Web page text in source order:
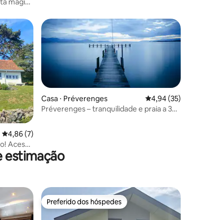
4,86 de uma avaliação média de 5, 7 avaliações
4,86 (7)
Acesso
Casa ⋅ Préverenges 4,94 de uma
4,94 (35)
Préverenges – tranquilidade e praia a 3
estimação
Preferido dos hóspedes
Preferido dos hóspedes